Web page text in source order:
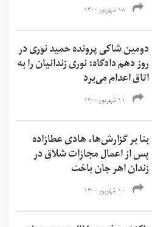
۱۸ شهریور ۱۴۰۰
دومین شاکی پرونده حمید نوری در
روز دهم دادگاه: نوری زندانیان را به
اتاق اعدام می‌برد
۱۱ شهریور ۱۴۰۰
بنا بر گزارش‌ها، هادی عطازاده
پس از اعمال مجازات شلاق در
زندان اهر جان باخت
۱۰ شهریور ۱۴۰۰